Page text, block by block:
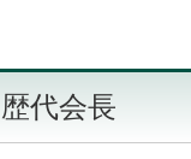
歴代会長